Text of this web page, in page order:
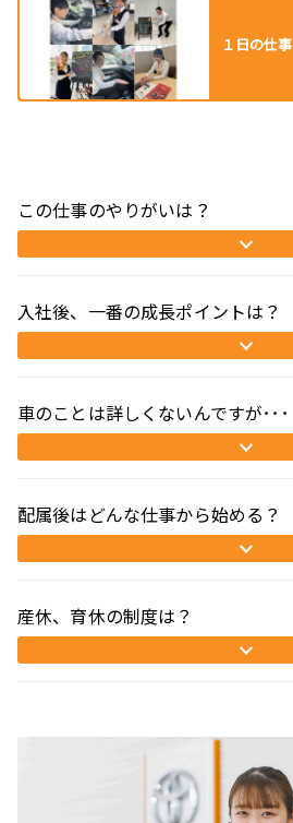
１日の仕事
この仕事のやりがいは？
入社後、一番の成長ポイントは？
車のことは詳しくないんですが･･･
配属後はどんな仕事から始める？
産休、育休の制度は？